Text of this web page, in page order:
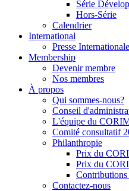
Série
Hors-Série
Calendrier
International
Presse Internationale
Membership
Devenir membre
Nos membres
À propos
Qui sommes-nous?
Conseil
L'équipe du
Comité consultatif
Philanthropie
Prix du
Prix du
Contributions
Contactez-nous